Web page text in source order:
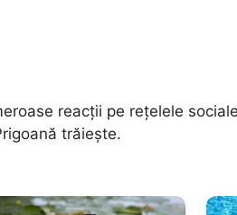
reacții pe rețelele
trăiește.